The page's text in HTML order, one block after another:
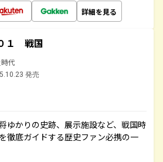
詳細を見る
１ 戦国
代
発売
ゆかりの史跡、展示施設など、戦国時
徹底ガイドする歴史ファン必携の一